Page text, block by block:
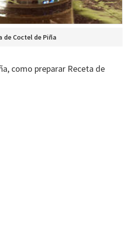
de Coctel de Piña
como preparar Receta de